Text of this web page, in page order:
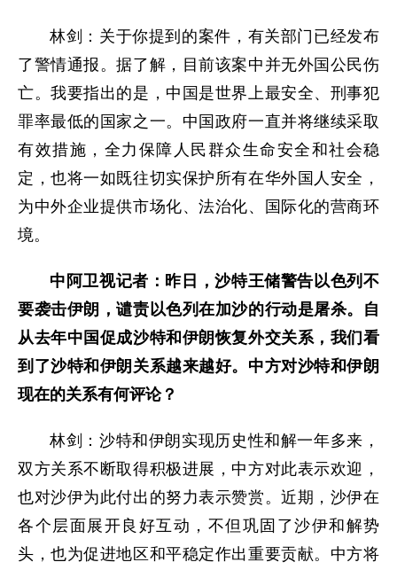
林剑：关于你提到的案件，有关部门已经发布
了警情通报。据了解，目前该案中并无外国公民伤
亡。我要指出的是，中国是世界上最安全、刑事犯
罪率最低的国家之一。中国政府一直并将继续采取
有效措施，全力保障人民群众生命安全和社会稳
定，也将一如既往切实保护所有在华外国人安全，
为中外企业提供市场化、法治化、国际化的营商环
境。
中阿卫视记者：昨日，沙特王储警告以色列不
要袭击伊朗，谴责以色列在加沙的行动是屠杀。自
从去年中国促成沙特和伊朗恢复外交关系，我们看
到了沙特和伊朗关系越来越好。中方对沙特和伊朗
现在的关系有何评论？
林剑：沙特和伊朗实现历史性和解一年多来，
双方关系不断取得积极进展，中方对此表示欢迎，
也对沙伊为此付出的努力表示赞赏。近期，沙伊在
各个层面展开良好互动，不但巩固了沙伊和解势
头，也为促进地区和平稳定作出重要贡献。中方将